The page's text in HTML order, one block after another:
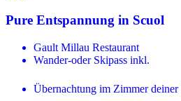
Pure Entspannung in Scuol
Gault Millau Restaurant
Wander-oder Skipass inkl.
Übernachtung im Zimmer deiner